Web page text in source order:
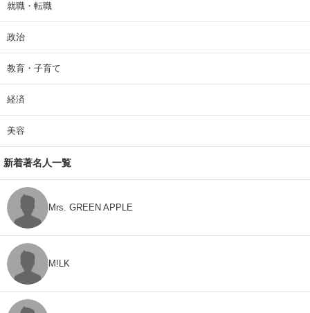
就職・転職
政治
教育・子育て
経済
美容
新着著名人一覧
Mrs. GREEN APPLE
M!LK